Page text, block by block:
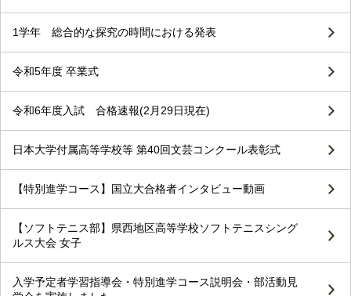
1学年 総合的な探究の時間における発表
令和5年度 卒業式
令和6年度入試 合格速報(2月29日現在)
日本大学付属高等学校等 第40回文芸コンクール表彰式
【特別進学コース】国立大合格者インタビュー動画
【ソフトテニス部】県西地区高等学校ソフトテニスシング
ルス大会 女子
入学予定者学習指導会・特別進学コース説明会・部活動見